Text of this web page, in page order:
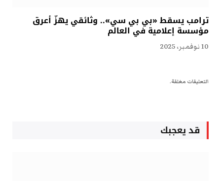
ترامب يسقط «بي بي سي».. وثائقي يهزّ أعرق
مؤسسة إعلامية في العالم
10 نوفمبر، 2025
التعليقات مغلقة.
قد يعجبك